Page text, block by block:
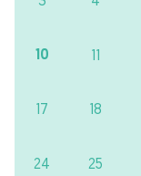
10 11
17 18
24 25